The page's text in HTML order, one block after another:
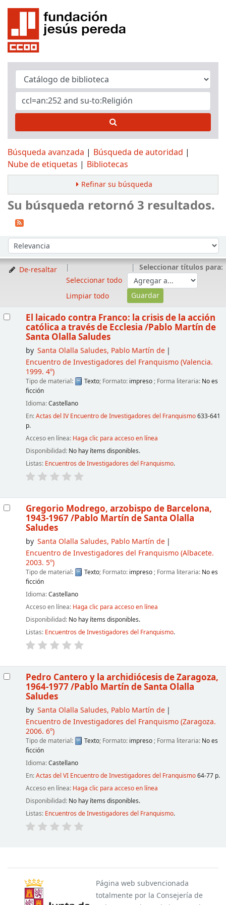
Búsqueda avanzada
Búsqueda de autoridad
Nube de etiquetas
Bibliotecas
Refinar su búsqueda
Su búsqueda retornó 3 resultados.
Ordenar por:
De-resaltar
Seleccionar todo
Limpiar todo
Seleccionar títulos para:
El laicado contra Franco: la crisis de la acción
católica a través de Ecclesia /Pablo Martín de
Santa Olalla Saludes
by Santa Olalla Saludes, Pablo Martín de
Encuentro de Investigadores del Franquismo(Valencia.
1999. 4º)
Tipo de material: Texto; Formato: impreso ; Forma literaria: No es
ficción
Idioma:Castellano
En:Actas del IV Encuentro de Investigadores del Franquismo633-641
p.
Acceso en línea: Haga clic para acceso en línea
Disponibilidad: No hay ítems disponibles.
Listas: Encuentros de Investigadores del Franquismo.
Gregorio Modrego, arzobispo de Barcelona,
1943-1967/Pablo Martín de Santa Olalla
Saludes
by Santa Olalla Saludes, Pablo Martín de
Encuentro de Investigadores del Franquismo(Albacete.
2003. 5º)
Tipo de material: Texto; Formato: impreso ; Forma literaria: No es
ficción
Idioma:Castellano
Acceso en línea: Haga clic para acceso en línea
Disponibilidad: No hay ítems disponibles.
Listas: Encuentros de Investigadores del Franquismo.
Pedro Cantero y la archidiócesis de Zaragoza,
1964-1977/Pablo Martín de Santa Olalla
Saludes
by Santa Olalla Saludes, Pablo Martín de
Encuentro de Investigadores del Franquismo(Zaragoza.
2006. 6º)
Tipo de material: Texto; Formato: impreso ; Forma literaria: No es
ficción
Idioma:Castellano
En:Actas del VI Encuentro de Investigadores del Franquismo64-77 p.
Acceso en línea: Haga clic para acceso en línea
Disponibilidad: No hay ítems disponibles.
Listas: Encuentros de Investigadores del Franquismo.
Página web subvencionada
totalmente por la Consejería de